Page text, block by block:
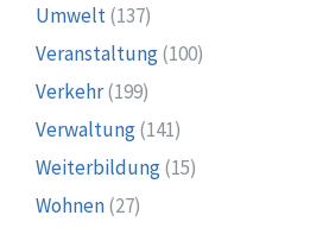
Umwelt(137)
Veranstaltung(100)
Verkehr(199)
Verwaltung(141)
Weiterbildung(15)
Wohnen(27)